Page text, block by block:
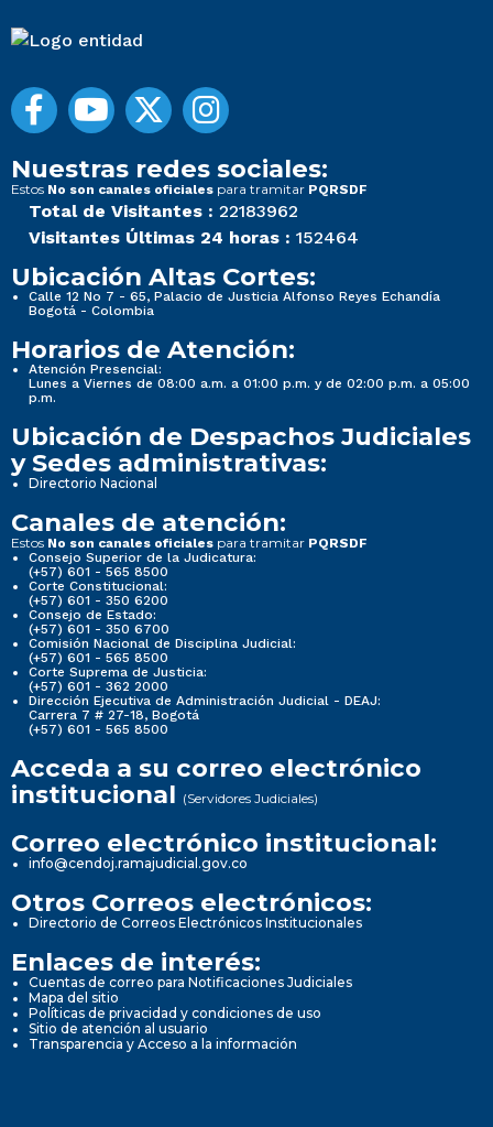
Nuestras redes sociales:
Estos No son canales oficiales para tramitar PQRSDF
Total de Visitantes : 22183962
Visitantes Últimas 24 horas : 152464
Ubicación Altas Cortes:
Calle 12 No 7 - 65, Palacio de Justicia Alfonso Reyes Echandía
Bogotá - Colombia
Horarios de Atención:
Atención Presencial:
Lunes a Viernes de 08:00 a.m. a 01:00 p.m. y de 02:00 p.m. a 05:00
p.m.
Ubicación de Despachos Judiciales
y Sedes administrativas:
Directorio Nacional
Canales de atención:
Estos No son canales oficiales para tramitar PQRSDF
Consejo Superior de la Judicatura:
(+57) 601 - 565 8500
Corte Constitucional:
(+57) 601 - 350 6200
Consejo de Estado:
(+57) 601 - 350 6700
Comisión Nacional de Disciplina Judicial:
(+57) 601 - 565 8500
Corte Suprema de Justicia:
(+57) 601 - 362 2000
Dirección Ejecutiva de Administración Judicial - DEAJ:
Carrera 7 # 27-18, Bogotá
(+57) 601 - 565 8500
Acceda a su correo electrónico
institucional (Servidores Judiciales)
Correo electrónico institucional:
info@cendoj.ramajudicial.gov.co
Otros Correos electrónicos:
Directorio de Correos Electrónicos Institucionales
Enlaces de interés:
Cuentas de correo para Notificaciones Judiciales
Mapa del sitio
Políticas de privacidad y condiciones de uso
Sitio de atención al usuario
Transparencia y Acceso a la información